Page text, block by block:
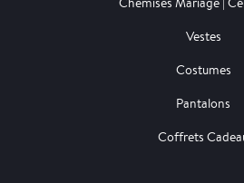
Vestes
Costumes
Pantalons
Coffrets